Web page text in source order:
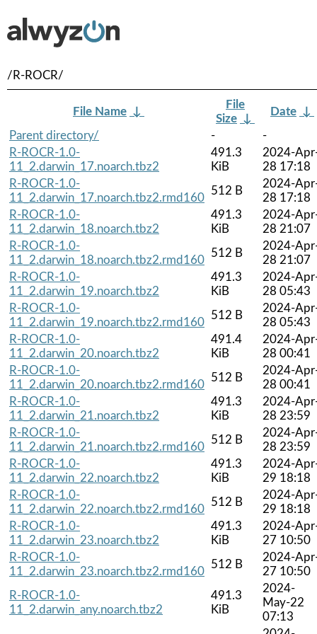
/R-ROCR/
File Name ↓
File
Size ↓
Date ↓
Parent directory/
-
-
R-ROCR-1.0-
11_2.darwin_17.noarch.tbz2
491.3
KiB
2024-
28 17:18
R-ROCR-1.0-
11_2.darwin_17.noarch.tbz2.rmd160
512 B
2024-
28 17:18
R-ROCR-1.0-
11_2.darwin_18.noarch.tbz2
491.3
KiB
2024-
28 21:07
R-ROCR-1.0-
11_2.darwin_18.noarch.tbz2.rmd160
512 B
2024-
28 21:07
R-ROCR-1.0-
11_2.darwin_19.noarch.tbz2
491.3
KiB
2024-
28 05:43
R-ROCR-1.0-
11_2.darwin_19.noarch.tbz2.rmd160
512 B
2024-
28 05:43
R-ROCR-1.0-
11_2.darwin_20.noarch.tbz2
491.4
KiB
2024-
28 00:41
R-ROCR-1.0-
11_2.darwin_20.noarch.tbz2.rmd160
512 B
2024-
28 00:41
R-ROCR-1.0-
11_2.darwin_21.noarch.tbz2
491.3
KiB
2024-
28 23:59
R-ROCR-1.0-
11_2.darwin_21.noarch.tbz2.rmd160
512 B
2024-
28 23:59
R-ROCR-1.0-
11_2.darwin_22.noarch.tbz2
491.3
KiB
2024-
29 18:18
R-ROCR-1.0-
11_2.darwin_22.noarch.tbz2.rmd160
512 B
2024-
29 18:18
R-ROCR-1.0-
11_2.darwin_23.noarch.tbz2
491.3
KiB
2024-
27 10:50
R-ROCR-1.0-
11_2.darwin_23.noarch.tbz2.rmd160
512 B
2024-
27 10:50
R-ROCR-1.0-
11_2.darwin_any.noarch.tbz2
491.3
KiB
2024-
May-22
07:13